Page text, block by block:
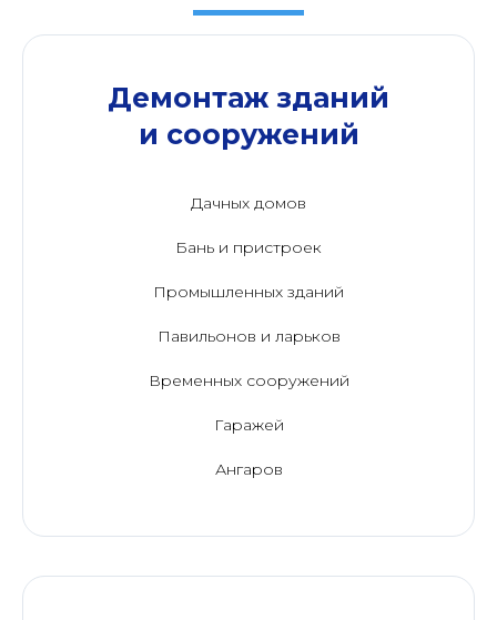
Демонтаж зданий
и сооружений
Дачных домов
Бань и пристроек
Промышленных зданий
Павильонов и ларьков
Временных сооружений
Гаражей
Ангаров